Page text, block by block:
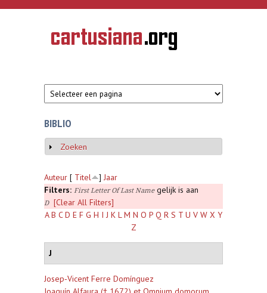
Overslaan en naar de inhoud gaan
CARTUSIANA
Geschiedenis
van de
BIBLIO
Weergeven
Zoeken
Auteur [ Titel ] Jaar
Filters: First Letter Of Last Namegelijk is aan
D
[Clear All Filters]
A B C D E F G H I J K L M N O P Q R S T U V W X Y
Z
J
Josep‐Vicent Ferre Domínguez